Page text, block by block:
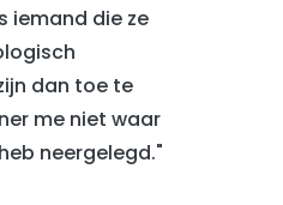
iemand die ze
dan toe te
me niet waar
neergelegd."